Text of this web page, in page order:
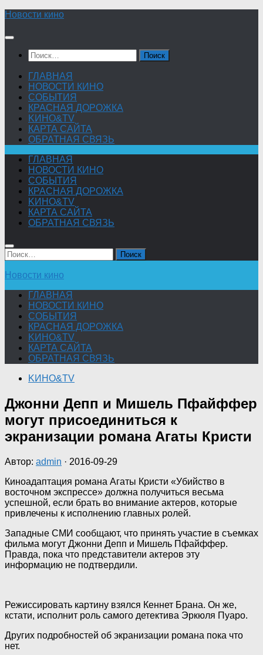
Skip
content
Новости кино
Найти:
ГЛАВНАЯ
НОВОСТИ КИНО
СОБЫТИЯ
КРАСНАЯ ДОРОЖКА
KИНО&TV
КАРТА САЙТА
ОБРАТНАЯ СВЯЗЬ
ГЛАВНАЯ
НОВОСТИ КИНО
СОБЫТИЯ
КРАСНАЯ ДОРОЖКА
KИНО&TV
КАРТА САЙТА
ОБРАТНАЯ СВЯЗЬ
Найти:
Новости кино
ГЛАВНАЯ
НОВОСТИ КИНО
СОБЫТИЯ
КРАСНАЯ ДОРОЖКА
KИНО&TV
КАРТА САЙТА
ОБРАТНАЯ СВЯЗЬ
KИНО&TV
Джонни Депп и Мишель Пфайффер
могут присоединиться к
экранизации романа Агаты Кристи
Автор: admin · 2016-09-29
Киноадаптация романа Агаты Кристи «Убийство в
восточном экспрессе» должна получиться весьма
успешной, если брать во внимание актеров, которые
привлечены к исполнению главных ролей.
Западные СМИ сообщают, что принять участие в съемках
фильма могут Джонни Депп и Мишель Пфайффер.
Правда, пока что представители актеров эту
информацию не подтвердили.
Режиссировать картину взялся Кеннет Брана. Он же,
кстати, исполнит роль самого детектива Эркюля Пуаро.
Других подробностей об экранизации романа пока что
нет.